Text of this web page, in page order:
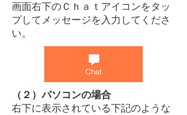
​画面右下のＣｈａｔアイコンをタッ
プしてメッセージを入力してくださ
い。
（２）パソコンの場合
​右下に表示されている下記のような